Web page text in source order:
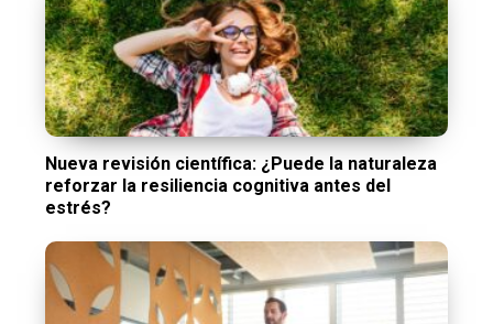
Nueva revisión científica: ¿Puede la naturaleza
reforzar la resiliencia cognitiva antes del
estrés?